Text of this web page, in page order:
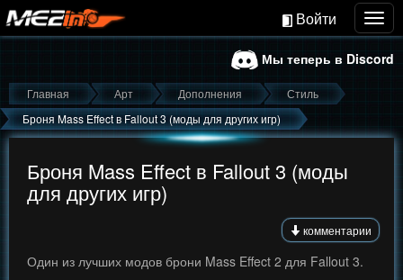
Войти
Мы теперь в Discord
Главная Арт Дополнения
Стиль
Броня Mass Effect в Fallout 3 (моды для других игр)
Броня Mass Effect в Fallout 3 (моды
для других игр)
комментарии
Один из лучших модов брони Mass Effect 2 для Fallout 3.